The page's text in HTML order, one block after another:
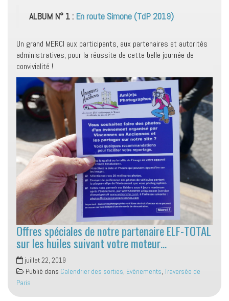
ALBUM N° 1 : En route Simone (TdP 2019)
Un grand MERCI aux participants, aux partenaires et autorités
administratives, pour la réussite de cette belle journée de
convivialité !
Offres spéciales de notre partenaire ELF-TOTAL
sur les huiles suivant votre moteur…
juillet 22, 2019
Publié dans Calendrier des sorties, Evénements, Traversée de
Paris